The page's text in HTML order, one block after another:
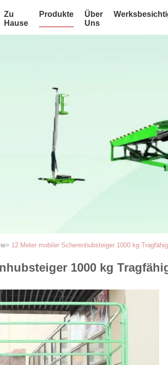
Zu
Hause
Produkte
Über
Uns
> 12 Meter mobiler Scherenhubsteiger 1000 kg
1000 kg